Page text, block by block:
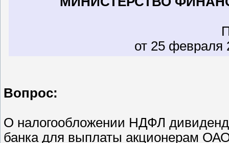
от 25 февраля
Вопрос:
О налогообложении НДФЛ
банка для выплаты акционерам